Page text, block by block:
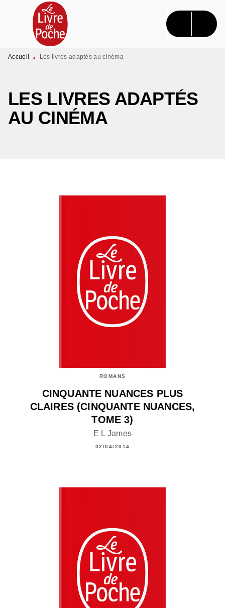
MENU RECHERCHE CONTENU
PIED DE PAGE
Accueil • Les livres adaptés au cinéma
LES LIVRES ADAPTÉS
AU CINÉMA
ROMANS
CINQUANTE NUANCES PLUS
CLAIRES (CINQUANTE NUANCES,
TOME 3)
E L James
02/04/2014